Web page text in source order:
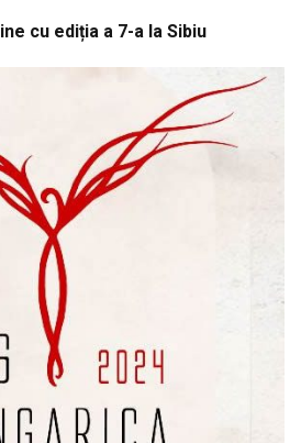
cu ediția a 7-a la Sibiu